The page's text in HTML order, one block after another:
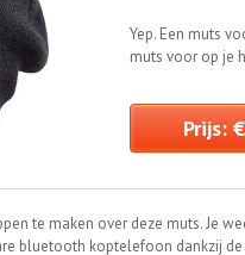
Yep. Een muts
muts voor op je
Prijs:
te maken over deze muts. Je
bluetooth koptelefoon dankzij